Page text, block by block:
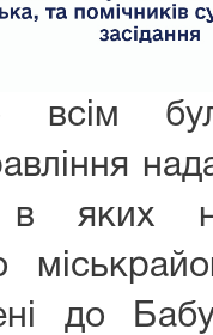
в яких
до